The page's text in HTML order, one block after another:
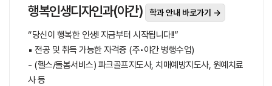
행복인생디자인과(야간) 학과 안내 바로가기 →
“당신이 행복한 인생! 지금부터 시작됩니다!!”
▪ 전공 및 취득 가능한 자격증 (주•야간 병행수업)
- (헬스/돌봄서비스) 파크골프지도사, 치매예방지도사, 원예치료
사 등